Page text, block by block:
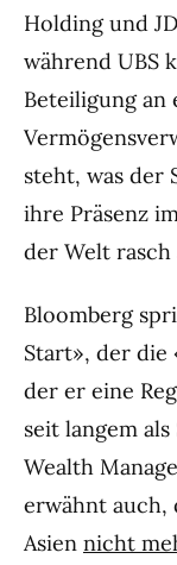
Holding und
während UBS
Beteiligung an
steht, was der
ihre Präsenz
der Welt rasch
Bloomberg
Start», der
der er eine
seit langem
Wealth
erwähnt auch,
Asien nicht